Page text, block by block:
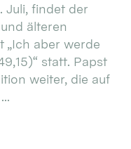
Juli, findet der
älteren
„Ich aber werde
statt. Papst
weiter, die auf